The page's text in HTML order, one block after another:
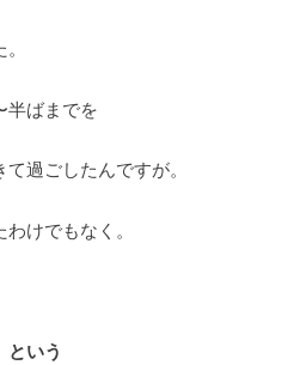
半ばまでを
過ごしたんですが。
けでもなく。
という